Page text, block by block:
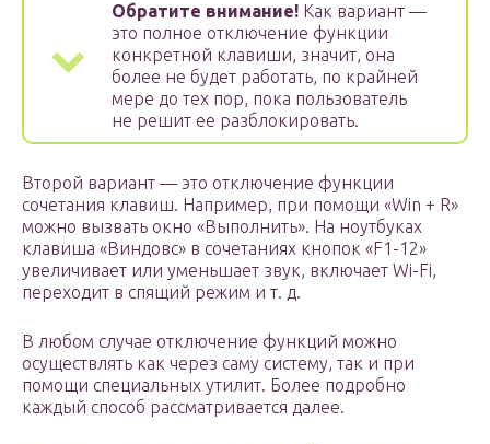
Обратите внимание! Как вариант —
это полное отключение функции
конкретной клавиши, значит, она
более не будет работать, по крайней
мере до тех пор, пока пользователь
не решит ее разблокировать.
Второй вариант — это отключение функции
сочетания клавиш. Например, при помощи «Win + R»
можно вызвать окно «Выполнить». На ноутбуках
клавиша «Виндовс» в сочетаниях кнопок «F1-12»
увеличивает или уменьшает звук, включает Wi-Fi,
переходит в спящий режим и т. д.
В любом случае отключение функций можно
осуществлять как через саму систему, так и при
помощи специальных утилит. Более подробно
каждый способ рассматривается далее.